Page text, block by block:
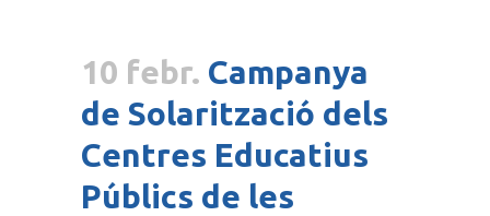
10 febr. Campanya
de Solarització dels
Centres Educatius
Públics de les